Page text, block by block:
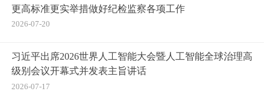
更高标准更实举措做好纪检监察各项工作
2026-07-20
习近平出席2026世界人工智能大会暨人工智能全球治理高
级别会议开幕式并发表主旨讲话
2026-07-17